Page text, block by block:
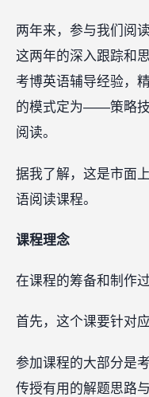
两年来，参与我们阅
这两年的深入跟踪和
考博英语辅导经验，
的模式定为——策略
阅读。
据我了解，这是市面
语阅读课程。
课程理念
在课程的筹备和制作
首先，这个课要针对应
参加课程的大部分是
传授有用的解题思路